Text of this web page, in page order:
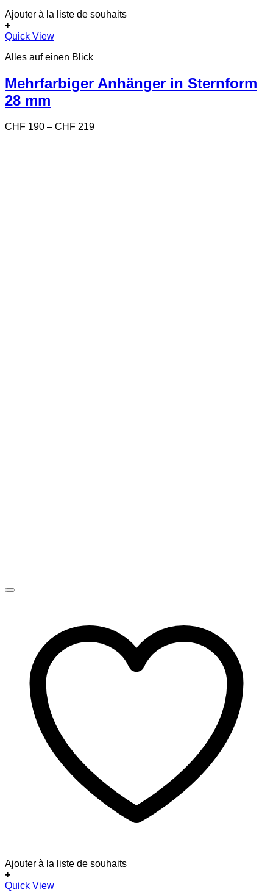
Ajouter à la liste de souhaits
+
Dieses
weist
Varianten
auf.
Die
können
Quick View
Alles auf einen Blick
Mehrfarbiger Anhänger in Sternform
28 mm
CHF 190 – CHF 219Preisspanne:
Ajouter à la liste de souhaits
+
Quick View